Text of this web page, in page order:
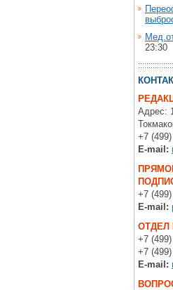
23:30
Адрес:
+7
E-mail:
+7
E-mail:
ОТДЕЛ
+7
+7
E-mail: